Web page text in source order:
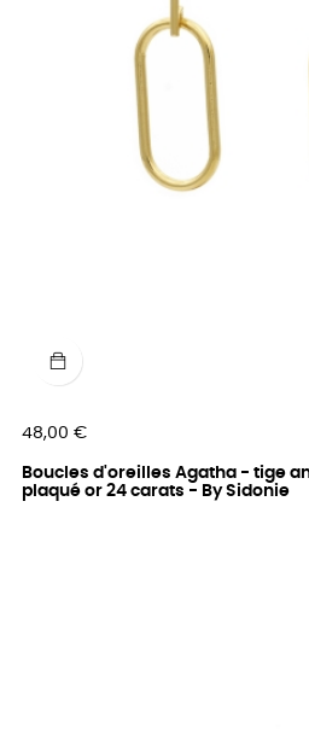
Prix
48,00 €
Boucles d'oreilles Agatha - tige
plaqué or 24 carats - By Sidonie